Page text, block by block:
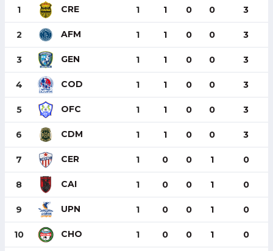
1 CRE 1 1 0 0 3
2 AFM 1 1 0 0 3
3 GEN 1 1 0 0 3
4 COD 1 1 0 0 3
5 OFC 1 1 0 0 3
6 CDM 1 1 0 0 3
7 CER 1 0 0 1 0
8 CAI 1 0 0 1 0
9 UPN 1 0 0 1 0
10 CHO 1 0 0 1 0